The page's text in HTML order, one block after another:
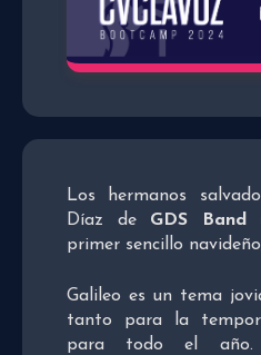
Los hermanos
Díaz de GDS Band
primer sencillo navideño,
Galileo es un tema
tanto para la
para todo el año.